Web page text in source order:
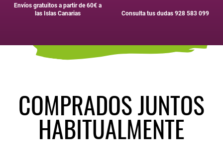
Envíos gratuitos a partir de 60€ a
las Islas Canarias
Consulta tus dudas 928 583 099
COMPRADOS JUNTOS
HABITUALMENTE